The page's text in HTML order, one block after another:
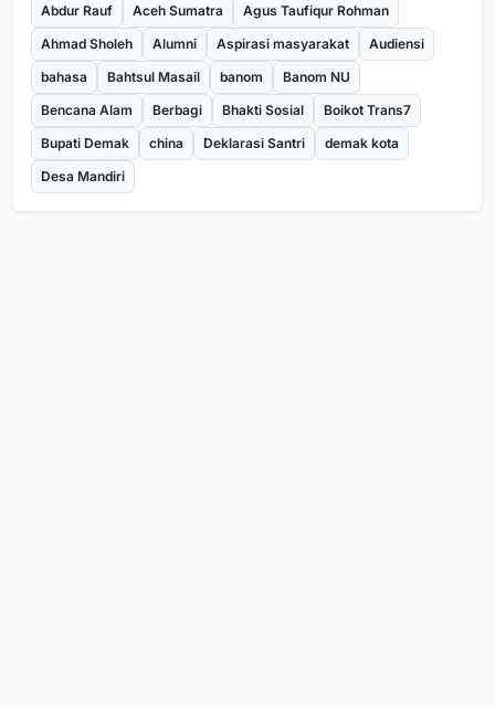
Abdur Rauf Aceh Sumatra
Agus Taufiqur Rohman
Ahmad Sholeh
Alumni Aspirasi masyarakat
Audiensi
bahasa
Bahtsul Masail banom
Banom NU
Bencana Alam
Berbagi Bhakti Sosial
Boikot Trans7
Bupati Demak
china Deklarasi Santri
demak kota
Desa Mandiri